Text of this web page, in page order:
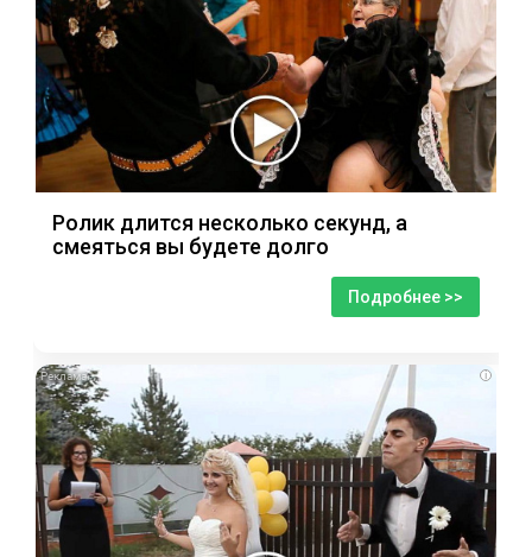
Ролик длится несколько секунд, а
смеяться вы будете долго
Подробнее >>
i